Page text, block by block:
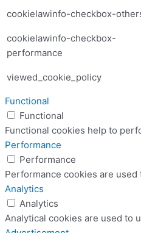
cookielawinfo-checkbox-
cookielawinfo-checkbox-
performance
viewed_cookie_policy
Functional
Functional
Functional cookies help to
Performance
Performance
Performance cookies are
Analytics
Analytics
Analytical cookies are used to